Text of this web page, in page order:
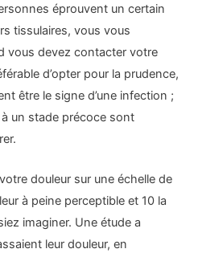
éprouvent un certain
tissulaires, vous vous
vous devez contacter votre
d’opter pour la prudence,
être le signe d’une infection ;
un stade précoce sont
douleur sur une échelle de
à peine perceptible et 10 la
imaginer. Une étude a
leur douleur, en